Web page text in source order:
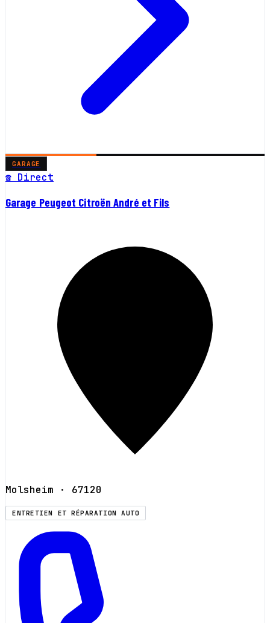
GARAGE
☎ Direct
Garage Peugeot Citroën André et Fils
Molsheim · 67120
ENTRETIEN ET RÉPARATION AUTO